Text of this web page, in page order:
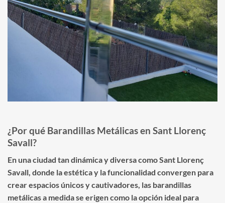
¿Por qué Barandillas Metálicas en Sant Llorenç
Savall?
En una ciudad tan dinámica y diversa como Sant Llorenç
Savall, donde la estética y la funcionalidad convergen para
crear espacios únicos y cautivadores, las barandillas
metálicas a medida se erigen como la opción ideal para